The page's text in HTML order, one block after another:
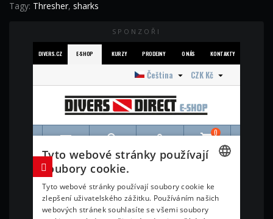
Tagy: Thresher, sharks
SPONZOŘI